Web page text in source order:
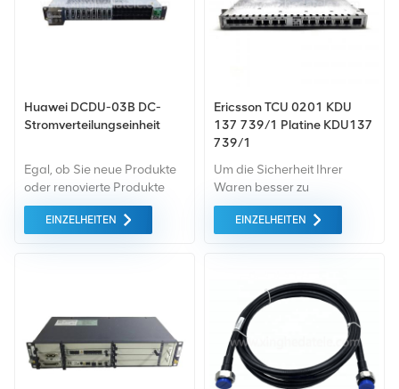
angeboten.
Huawei DCDU-03B DC-
Stromverteilungseinheit
Egal, ob Sie neue Produkte
oder renovierte Produkte
benötigen, wir kümmern uns
um alles Garantie als
Green-Market-Geräte der
EINZELHEITEN
Ericsson TCU 0201 KDU
137 739/1 Platine KDU137
739/1
Um die Sicherheit Ihrer
Waren besser zu
gewährleisten, professionell,
umweltfreundlich, Es
effiziente
bereitgestellt.
EINZELHEITEN